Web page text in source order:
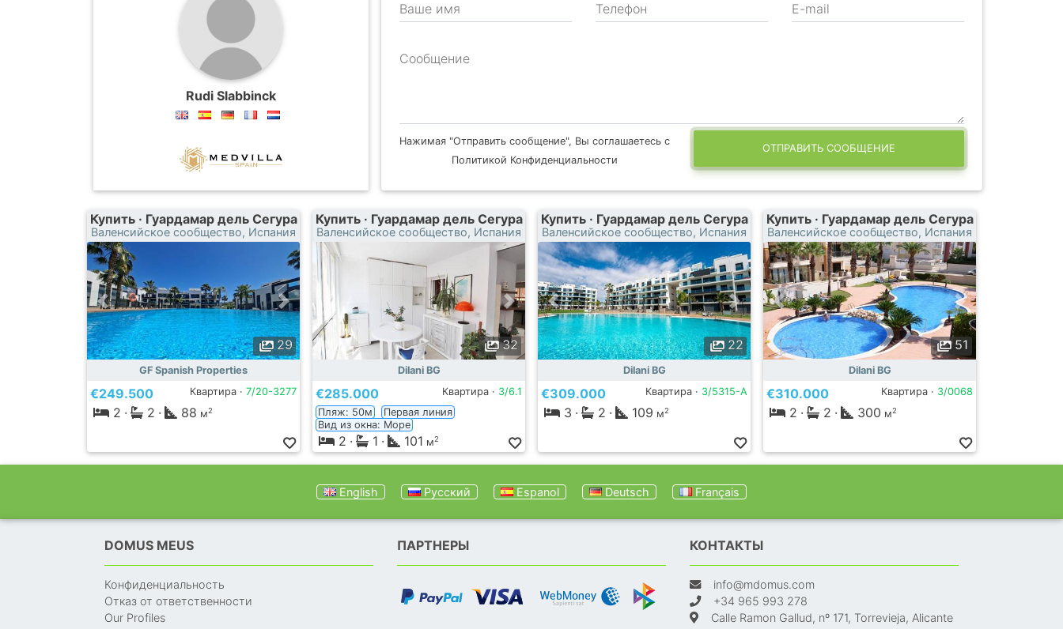
Rudi Slabbinck
Ваше имя Телефон E-mail
Сообщение
Нажимая "Отправить сообщение", Вы соглашаетесь с
Политикой Конфиденциальности
ОТПРАВИТЬ СООБЩЕНИЕ
Купить · Гуардамар дель Сегура
Валенсийское сообщество, Испания
29
GF Spanish Properties
€249.500 Квартира · 7/20-3277
2 · 2 · 88 м2
Купить · Гуардамар дель Сегура
Валенсийское сообщество, Испания
32
Dilani BG
€285.000 Квартира · 3/6.1
Пляж: 50м
Первая линия
Вид из окна: Море
2 · 1 · 101 м2
Купить · Гуардамар дель Сегура
Валенсийское сообщество, Испания
22
Dilani BG
€309.000 Квартира · 3/5315-A
3 · 2 · 109 м2
Купить · Гуардамар дель Сегура
Валенсийское сообщество, Испания
51
Dilani BG
€310.000 Квартира · 3/0068
2 · 2 · 300 м2
English Русский Espanol Deutsch Français
DOMUS MEUS
Конфиденциальность
Отказ от ответственности
Our Profiles
ПАРТНЕРЫ КОНТАКТЫ
info@mdomus.com
+34 965 993 278
Calle Ramon Gallud, nº 171, Torrevieja, Alicante